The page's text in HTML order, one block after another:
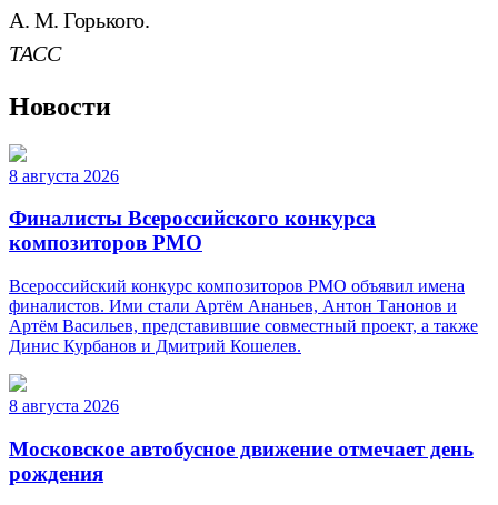
А. М. Горького.
ТАСС
Новости
8 августа 2026
Финалисты Всероссийского конкурса
композиторов РМО
Всероссийский конкурс композиторов РМО объявил имена
финалистов. Ими стали Артём Ананьев, Антон Танонов и
Артём Васильев, представившие совместный проект, а также
Динис Курбанов и Дмитрий Кошелев.
8 августа 2026
Московское автобусное движение отмечает день
рождения